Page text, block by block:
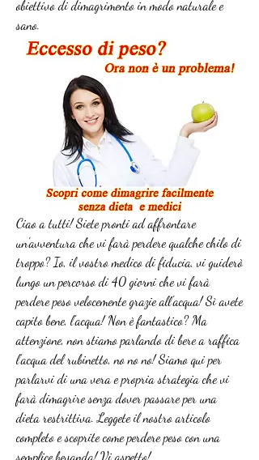
obiettivo di dimagrimento in modo naturale e
sano.
Ciao a tutti! Siete pronti ad affrontare
un'avventura che vi farà perdere qualche chilo di
troppo? Io, il vostro medico di fiducia, vi guiderò
lungo un percorso di 40 giorni che vi farà
perdere peso velocemente grazie all'acqua! Sì avete
capito bene, l'acqua! Non è fantastico? Ma
attenzione, non stiamo parlando di bere a raffica
l'acqua del rubinetto, no no no! Siamo qui per
parlarvi di una vera e propria strategia che vi
farà dimagrire senza dover passare per una
dieta restrittiva. Leggete il nostro articolo
completo e scoprite come perdere peso con una
semplice bevanda! Vi aspetto!